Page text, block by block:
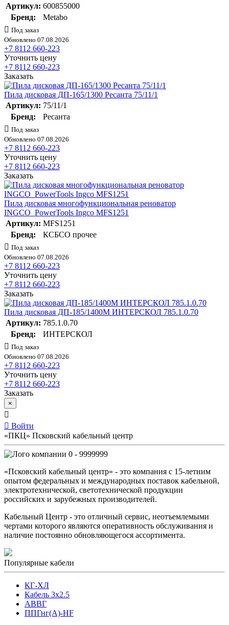
Артикул: 600855000
Бренд:
Metabo
Под заказ
Обновлено 07.08.2026
+7 8112 660-223
Уточнить цену
+7 8112 660-223
Заказать
Пила дисковая ДП-165/1300 Ресанта 75/11/1
Артикул: 75/11/1
Бренд:
Ресанта
Под заказ
Обновлено 07.08.2026
+7 8112 660-223
Уточнить цену
+7 8112 660-223
Заказать
Пила дисковая многофункциональная реноватор
INGCO_PowerTools Ingco MFS1251
Артикул: MFS1251
Бренд:
КСБСО прочее
Под заказ
Обновлено 07.08.2026
+7 8112 660-223
Уточнить цену
+7 8112 660-223
Заказать
Пила дисковая ДП-185/1400М ИНТЕРСКОЛ 785.1.0.70
Артикул: 785.1.0.70
Бренд:
ИНТЕРСКОЛ
Под заказ
Обновлено 07.08.2026
+7 8112 660-223
Уточнить цену
+7 8112 660-223
Заказать
×
Войти
«ПКЦ» Псковский кабельный центр
0 - 9999999
«Псковский кабельный центр» - это компания с 15-летним
опытом федеральных и международных поставок кабельной,
электротехнической, светотехнической продукции
российских и зарубежных производителей.
Кабельный Центр - это отличный сервис, неотъемлемыми
чертами которого являются оперативность обслуживания и
наличие постоянно обновляющегося ассортимента.
Популярные кабели
КГ-ХЛ
Кабель 3x2.5
АВВГ
ППГнг(А)-HF